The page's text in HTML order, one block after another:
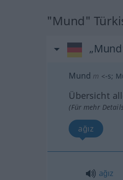
"Mund"
Mund m <-s;
Übersicht
(Für mehr
ağız
ağız